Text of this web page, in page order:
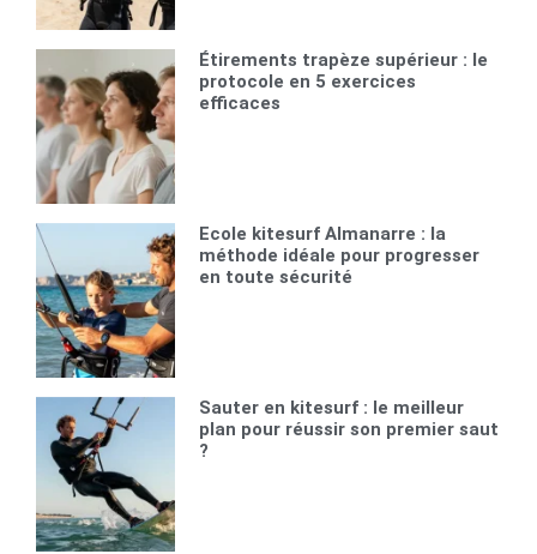
Étirements trapèze supérieur : le
protocole en 5 exercices
efficaces
Ecole kitesurf Almanarre : la
méthode idéale pour progresser
en toute sécurité
Sauter en kitesurf : le meilleur
plan pour réussir son premier saut
?